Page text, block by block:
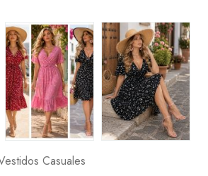
Casuales